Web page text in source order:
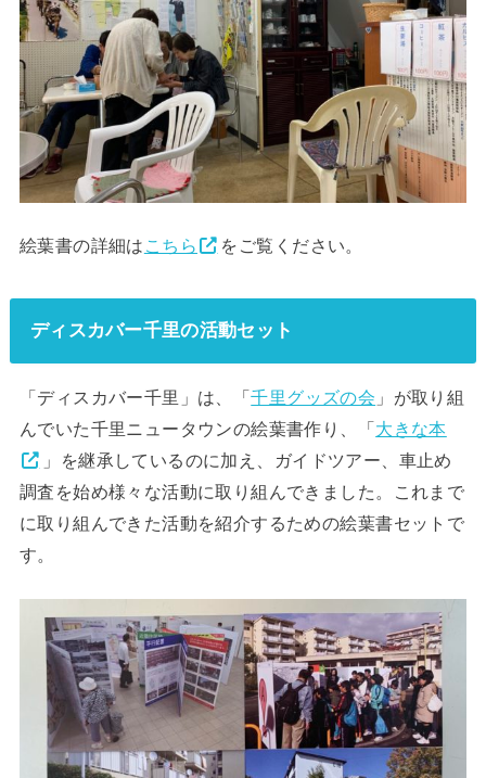
絵葉書の詳細は こちら をご覧ください。
ディスカバー千里の活動セット
「ディスカバー千里」は、「千里グッズの会 」が取り組
んでいた千里ニュータウンの絵葉書作り、「大きな本
」を継承しているのに加え、ガイドツアー、車止め
調査を始め様々な活動に取り組んできました。これまで
に取り組んできた活動を紹介するための絵葉書セットで
す。